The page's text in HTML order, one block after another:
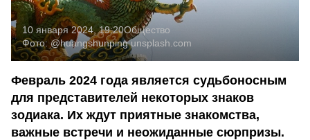
10 января 2024, 19:20Общество
Фото: @huangshunpingunsplash.com
Февраль 2024 года является судьбоносным
для представителей некоторых знаков
зодиака. Их ждут приятные знакомства,
важные встречи и неожиданные сюрпризы.